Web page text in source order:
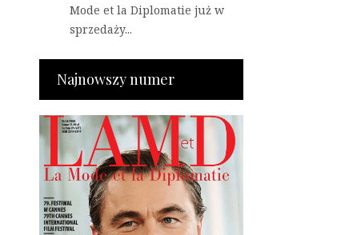
Mode et la Diplomatie już w
sprzedaży...
Najnowszy numer